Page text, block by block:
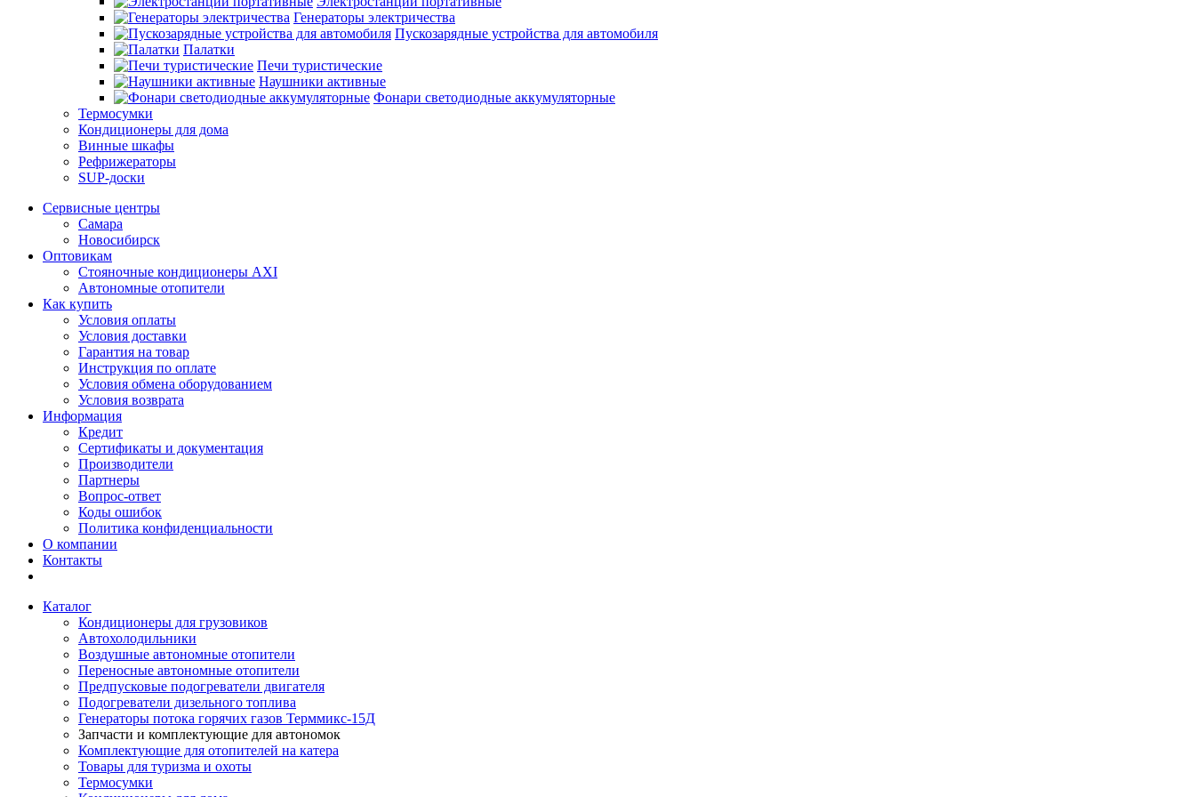
Генераторы электричества
Пускозарядные устройства для автомобиля
Палатки
Печи туристические
Наушники активные
Фонари светодиодные аккумуляторные
Термосумки
Кондиционеры для дома
Винные шкафы
Рефрижераторы
SUP-доски
Сервисные центры
Самара
Новосибирск
Оптовикам
Стояночные кондиционеры AXI
Автономные отопители
Как купить
Условия оплаты
Условия доставки
Гарантия на товар
Инструкция по оплате
Условия обмена оборудованием
Условия возврата
Информация
Кредит
Сертификаты и документация
Производители
Партнеры
Вопрос-ответ
Коды ошибок
Политика конфиденциальности
О компании
Контакты
Каталог
Кондиционеры для грузовиков
Автохолодильники
Воздушные автономные отопители
Переносные автономные отопители
Предпусковые подогреватели двигателя
Подогреватели дизельного топлива
Генераторы потока горячих газов Терммикс-15Д
Запчасти и комплектующие для автономок
Комплектующие для отопителей на катера
Товары для туризма и охоты
Термосумки